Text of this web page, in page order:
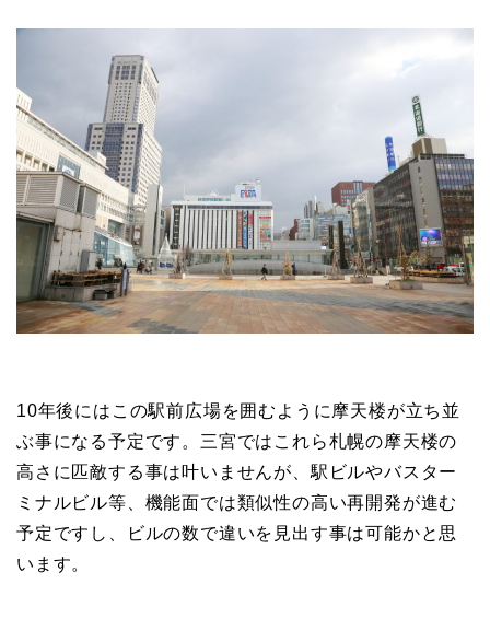
10年後にはこの駅前広場を囲むように摩天楼が立ち並
ぶ事になる予定です。三宮ではこれら札幌の摩天楼の
高さに匹敵する事は叶いませんが、駅ビルやバスター
ミナルビル等、機能面では類似性の高い再開発が進む
予定ですし、ビルの数で違いを見出す事は可能かと思
います。